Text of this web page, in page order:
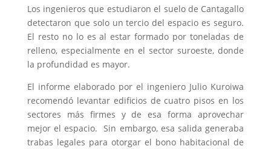
Los ingenieros que estudiaron el suelo de Cantagallo
detectaron que solo un tercio del espacio es seguro.
El resto no lo es al estar formado por toneladas de
relleno, especialmente en el sector suroeste, donde
la profundidad es mayor.
El informe elaborado por el ingeniero Julio Kuroiwa
recomendó levantar edificios de cuatro pisos en los
sectores más firmes y de esa forma aprovechar
mejor el espacio. Sin embargo, esa salida generaba
trabas legales para otorgar el bono habitacional de